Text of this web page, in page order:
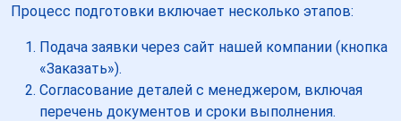
Процесс подготовки включает несколько этапов:
Подача заявки через сайт нашей компании (кнопка
«Заказать»).
Согласование деталей с менеджером, включая
перечень документов и сроки выполнения.